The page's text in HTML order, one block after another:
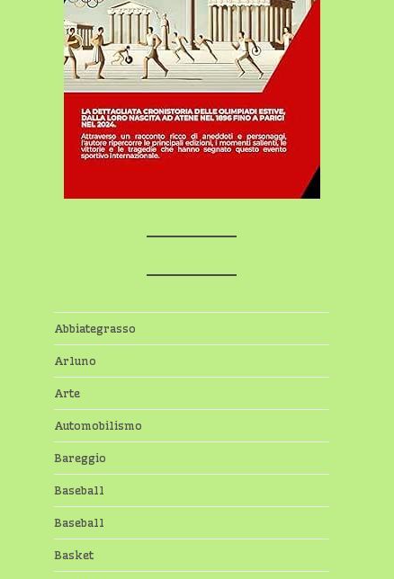
Abbiategrasso
Arluno
Arte
Automobilismo
Bareggio
Baseball
Baseball
Basket